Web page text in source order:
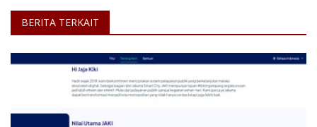
BERITA TERKAIT